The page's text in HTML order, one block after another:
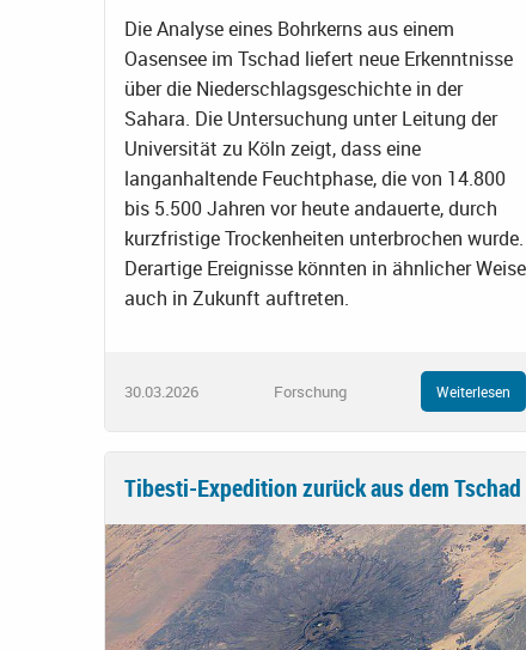
Die Analyse eines Bohrkerns aus einem
Oasensee im Tschad liefert neue Erkenntnisse
über die Niederschlagsgeschichte in der
Sahara. Die Untersuchung unter Leitung der
Universität zu Köln zeigt, dass eine
langanhaltende Feuchtphase, die von 14.800
bis 5.500 Jahren vor heute andauerte, durch
kurzfristige Trockenheiten unterbrochen wurde.
Derartige Ereignisse könnten in ähnlicher Weise
auch in Zukunft auftreten.
30.03.2026 Forschung Weiterlesen
Tibesti-Expedition zurück aus dem Tschad